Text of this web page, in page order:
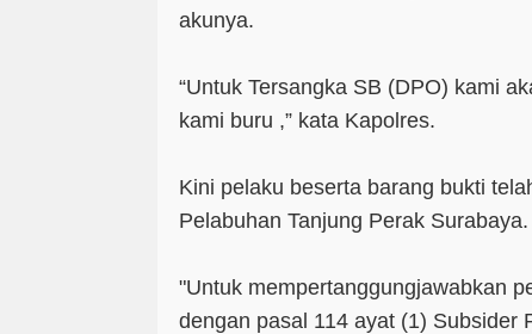
akunya.
“Untuk Tersangka SB (DPO) kami
kami buru ,” kata Kapolres.
Kini pelaku beserta barang bukti
Pelabuhan Tanjung Perak Surabaya.
"Untuk mempertanggungjawabkan
dengan pasal 114 ayat (1) Subsider